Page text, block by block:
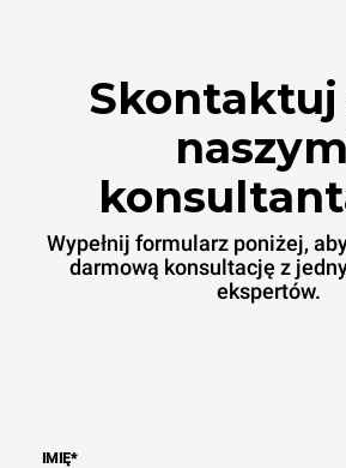
Skontaktuj
Wypełnij formularz poniżej,
darmową konsultację z
ekspertów.
IMIĘ*